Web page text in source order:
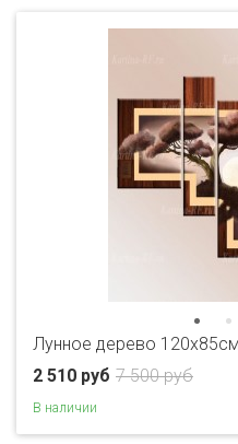
Лунное дерево
7 500 руб
2 510 руб
В наличии